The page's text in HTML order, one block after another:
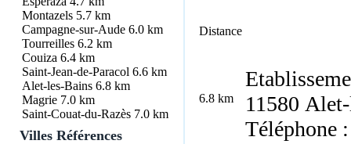
Montazels5.7 km
Campagne-sur-Aude6.0 km
Tourreilles6.2 km
Couiza 6.4 km
Saint-Jean-de-Paracol 6.6 km
Alet-les-Bains6.8 km
Magrie7.0 km
Saint-Couat-du-Razès7.0 km
Villes Références
Distance
6.8 km
11580
Téléphone